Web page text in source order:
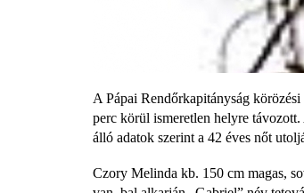
A Pápai Rendőrkapitányság
perc körül ismeretlen helyre
álló adatok szerint a 42 éves nőt
Czory Melinda kb. 150 cm magas,